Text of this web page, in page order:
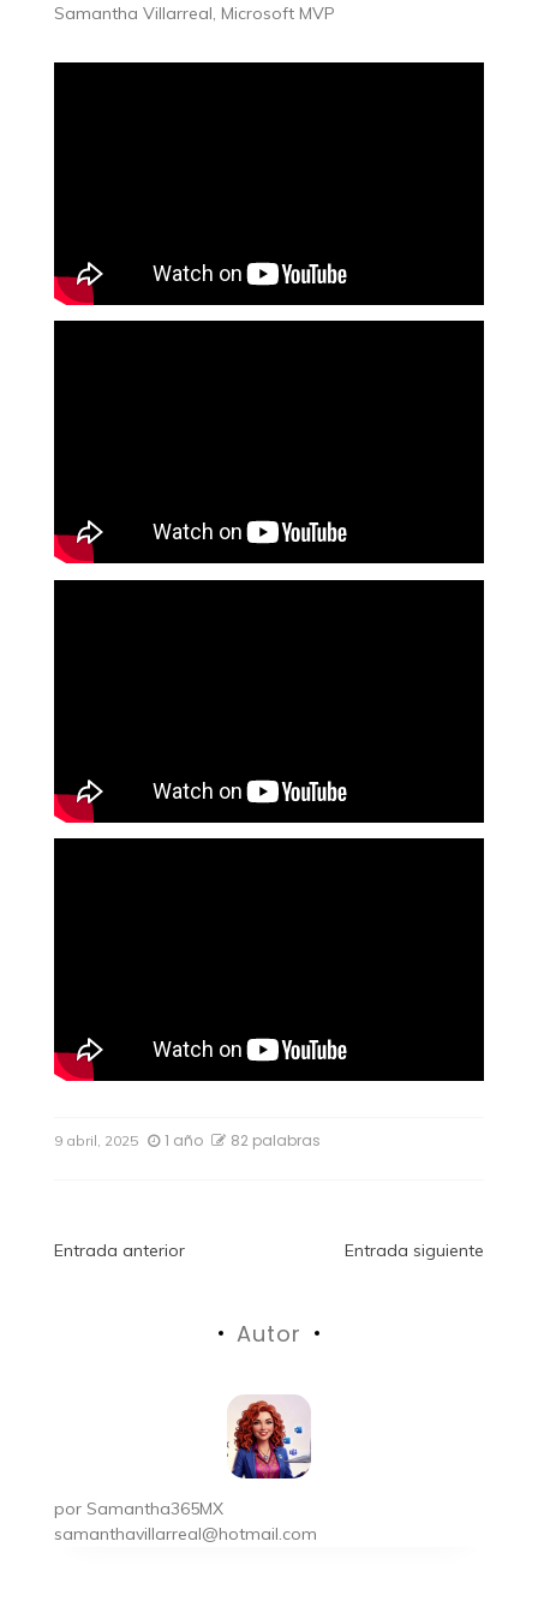
Samantha Villarreal, Microsoft MVP
9 abril, 2025 1 año 82 palabras
Navegación
entradas
Entrada anterior Entrada siguiente
Autor
por Samantha365MX
samanthavillarreal@hotmail.com